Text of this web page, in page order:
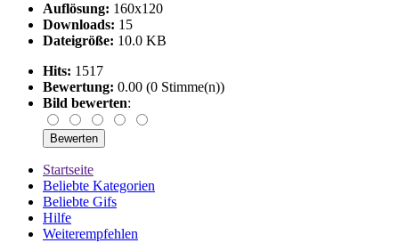
Auflösung: 160x120
Downloads: 15
Dateigröße: 10.0 KB
Hits: 1517
Bewertung: 0.00 (0 Stimme(n))
Bild bewerten:
Startseite
Beliebte Kategorien
Beliebte Gifs
Hilfe
Weiterempfehlen